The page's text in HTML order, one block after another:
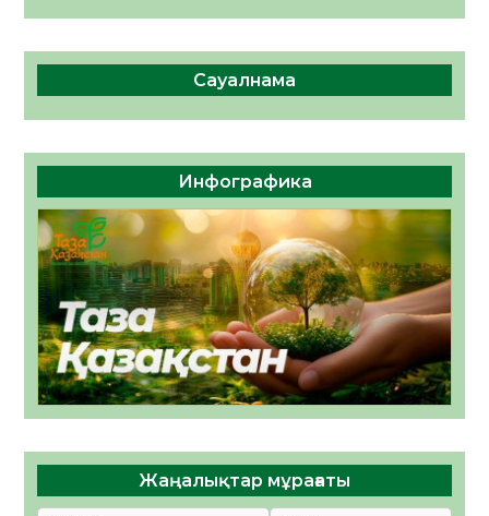
Сауалнама
Инфографика
Жаңалықтар мұрағаты